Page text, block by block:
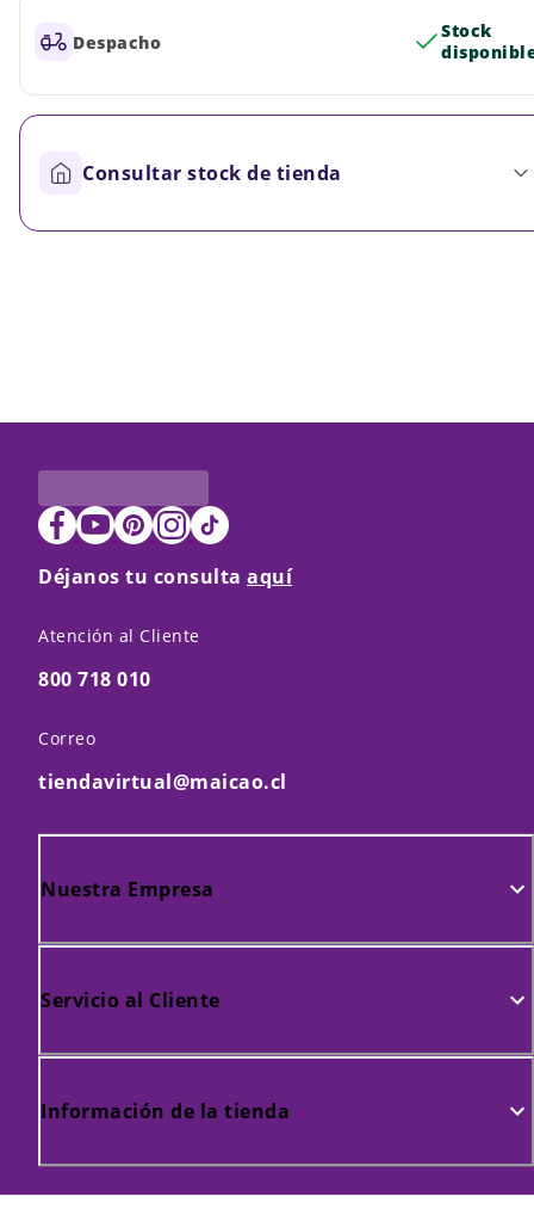
Despacho
Stock
Consultar stock de tienda
Déjanos tu consulta aquí
Atención al Cliente
800 718 010
Correo
tiendavirtual@maicao.cl
Nuestra Empresa
Servicio al Cliente
Información de la tienda